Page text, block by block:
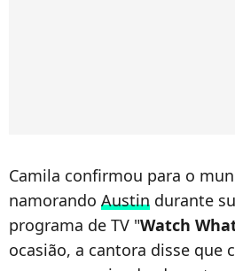
Camila confirmou para o
namorando Austin durante
programa de TV "Watch
ocasião, a cantora disse que